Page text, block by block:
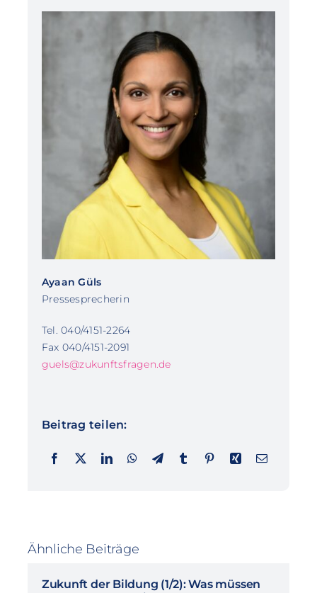
Ayaan Güls
Pressesprecherin
Tel. 040/4151-2264
Fax 040/4151-2091
guels@zukunftsfragen.de
Beitrag teilen:
Ähnliche Beiträge
Zukunft der Bildung (1/2): Was müssen